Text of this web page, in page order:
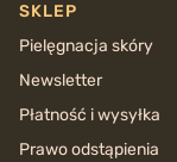
SKLEP
Pielęgnacja skóry
Newsletter
Płatność i wysyłka
Prawo odstąpienia